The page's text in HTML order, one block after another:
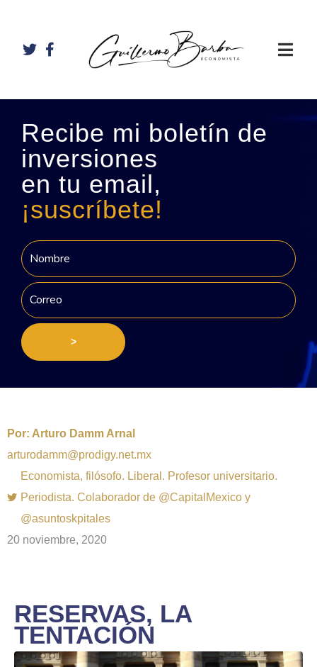
Recibe mi boletín de
inversiones
en tu email,
¡suscríbete!
>
Por: Arturo Damm Arnal
arturodamm@prodigy.net.mx
Economista, filósofo. Liberal. Profesor universitario.
Periodista. Colaborador de @CapitalMexico y
@asuntoskpitales
20 noviembre, 2020
RESERVAS, LA
TENTACIÓN